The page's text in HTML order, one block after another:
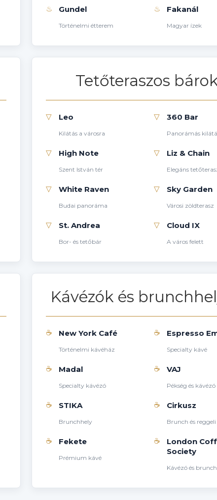
♨ Gundel
Történelmi étterem
♨ Fakanál
Magyar ízek
Tetőteraszos
▽ Leo
Kilátás a városra
▽ 360 Bar
Panorámás
▽ High Note
Szent István tér
▽ Liz & Chain
Elegáns
▽ White Raven
Budai panoráma
▽ Sky Garden
Városi zöldterasz
▽ St. Andrea
Bor- és tetőbár
▽ Cloud IX
A város felett
Kávézók és
☕ New York Café
Történelmi kávéház
☕ Espresso
Specialty kávé
☕ Madal
Specialty kávézó
☕ VAJ
Pékség és kávézó
☕ STIKA
Brunchhely
☕ Cirkusz
Brunch és reggeli
☕ Fekete
Prémium kávé
☕
London
Society
Kávézó és